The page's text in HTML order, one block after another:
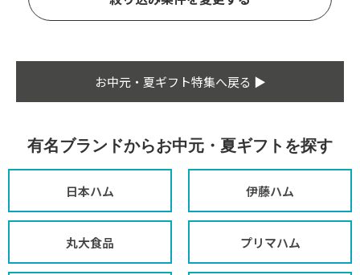
お中元・夏ギフト特集へ戻る ▶
有名ブランドからお中元・夏ギフトを探す
日本ハム 伊藤ハム
丸大食品 プリマハム